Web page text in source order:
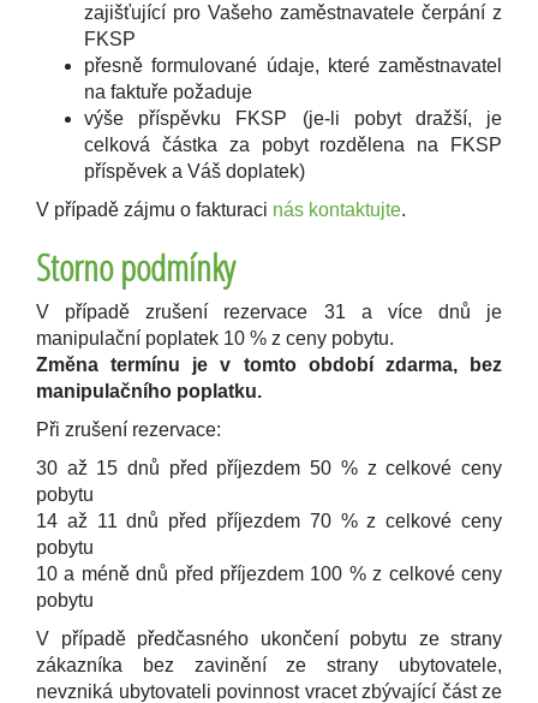
zajišťující pro Vašeho zaměstnavatele čerpání z
FKSP
přesně formulované údaje, které zaměstnavatel
na faktuře požaduje
výše příspěvku FKSP (je-li pobyt dražší, je
celková částka za pobyt rozdělena na FKSP
příspěvek a Váš doplatek)
V případě zájmu o fakturaci nás kontaktujte.
Storno podmínky
V případě zrušení rezervace 31 a více dnů je
manipulační poplatek 10 % z ceny pobytu.
Změna termínu je v tomto období zdarma, bez
manipulačního poplatku.
Při zrušení rezervace:
30 až 15 dnů před příjezdem 50 % z celkové ceny
pobytu
14 až 11 dnů před příjezdem 70 % z celkové ceny
pobytu
10 a méně dnů před příjezdem 100 % z celkové ceny
pobytu
V případě předčasného ukončení pobytu ze strany
zákazníka bez zavinění ze strany ubytovatele,
nevzniká ubytovateli povinnost vracet zbývající část ze